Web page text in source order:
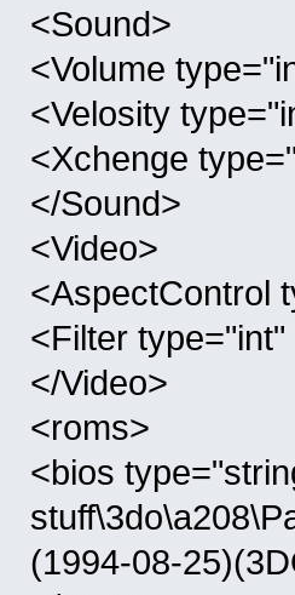
<Sound>
<Volume
<Velosity
<Xchenge
</Sound>
<Video>
<AspectControl
<Filter
</Video>
<roms>
<bios
(1994-08-